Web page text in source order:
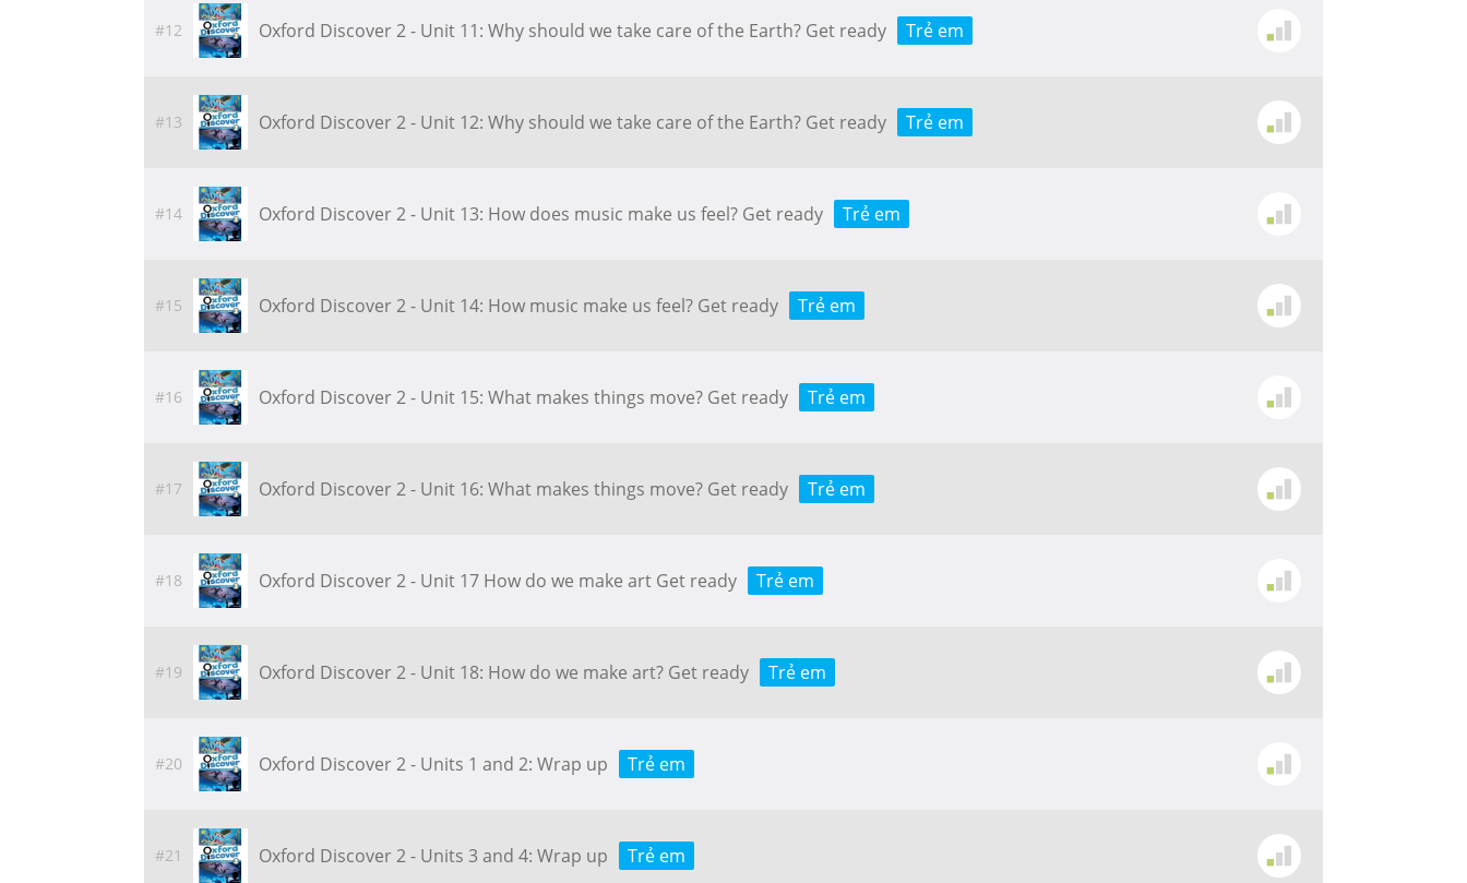
#12 Oxford Discover 2 - Unit 11: Why should we take care of the Earth? Get ready Trẻ em
#13 Oxford Discover 2 - Unit 12: Why should we take care of the Earth? Get ready Trẻ em
#14 Oxford Discover 2 - Unit 13: How does music make us feel? Get ready Trẻ em
#15 Oxford Discover 2 - Unit 14: How music make us feel? Get ready Trẻ em
#16 Oxford Discover 2 - Unit 15: What makes things move? Get ready Trẻ em
#17 Oxford Discover 2 - Unit 16: What makes things move? Get ready Trẻ em
#18 Oxford Discover 2 - Unit 17 How do we make art Get ready Trẻ em
#19 Oxford Discover 2 - Unit 18: How do we make art? Get ready Trẻ em
#20 Oxford Discover 2 - Units 1 and 2: Wrap up Trẻ em
#21 Oxford Discover 2 - Units 3 and 4: Wrap up Trẻ em